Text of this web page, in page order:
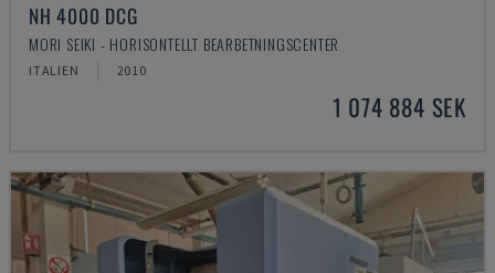
NH 4000 DCG
MORI SEIKI - HORISONTELLT BEARBETNINGSCENTER
ITALIEN 2010
1 074 884 SEK